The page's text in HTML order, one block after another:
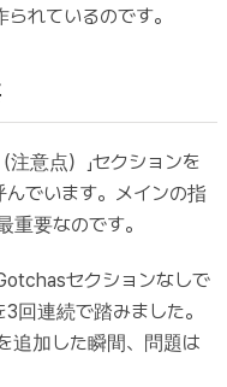
れているのです。
意点）」セクションを
んでいます。メインの指
要なのです。
セクションなしで
回連続で踏みました。
追加した瞬間、問題は